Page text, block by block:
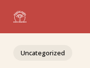
main
Uncategorized